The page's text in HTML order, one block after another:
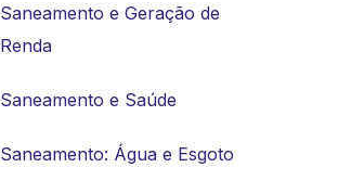
Saneamento e Geração de
Renda
Saneamento e Saúde
Saneamento: Água e Esgoto